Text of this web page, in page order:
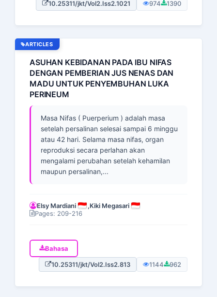
10.25311/jkt/Vol2.Iss2.1021 974 1390
ARTICLES
ASUHAN KEBIDANAN PADA IBU NIFAS
DENGAN PEMBERIAN JUS NENAS DAN
MADU UNTUK PENYEMBUHAN LUKA
PERINEUM
Masa Nifas ( Puerperium ) adalah masa
setelah persalinan selesai sampai 6 minggu
atau 42 hari. Selama masa nifas, organ
reproduksi secara perlahan akan
mengalami perubahan setelah kehamilan
maupun persalinan,...
Elsy Mardiani ,Kiki Megasari
Pages: 209-216
Bahasa
10.25311/jkt/Vol2.Iss2.813 1144 962